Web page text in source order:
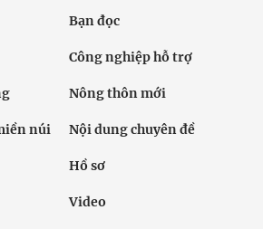
Bạn đọc
Công nghiệp hỗ trợ
Nông thôn mới
núi Nội dung chuyên đề
Hồ sơ
Video